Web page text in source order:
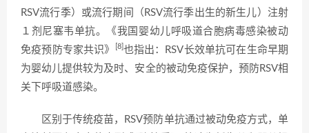
RSV流行季）或流行期间（RSV流行季出生的新生儿）注射
１剂尼塞韦单抗。《我国婴幼儿呼吸道合胞病毒感染被动
免疫预防专家共识》
[8] 也指出：RSV长效单抗可在生命早期
为婴幼儿提供较为及时、安全的被动免疫保护，预防RSV相
关下呼吸道感染。
区别于传统疫苗，RSV预防单抗通过被动免疫方式，单